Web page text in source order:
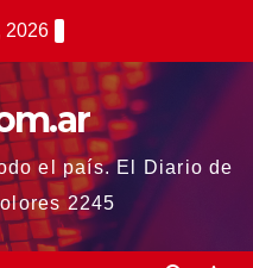
2026
el país. El Diario de
2245